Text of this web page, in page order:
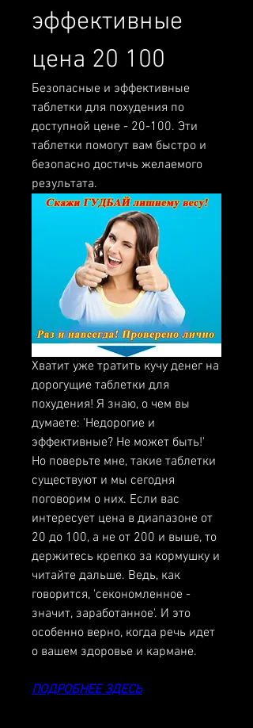
эффективные
цена 20 100
Безопасные и эффективные
таблетки для похудения по
доступной цене - 20-100. Эти
таблетки помогут вам быстро и
безопасно достичь желаемого
результата.
Хватит уже тратить кучу денег на
дорогущие таблетки для
похудения! Я знаю, о чем вы
думаете: 'Недорогие и
эффективные? Не может быть!'
Но поверьте мне, такие таблетки
существуют и мы сегодня
поговорим о них. Если вас
интересует цена в диапазоне от
20 до 100, а не от 200 и выше, то
держитесь крепко за кормушку и
читайте дальше. Ведь, как
говорится, 'секономленное -
значит, заработанное'. И это
особенно верно, когда речь идет
о вашем здоровье и кармане.
ПОДРОБНЕЕ ЗДЕСЬ